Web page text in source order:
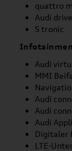
quattro
Audi
S tronic
Audi
MMI
Audi
Audi
Audi
Digitaler
LTE-